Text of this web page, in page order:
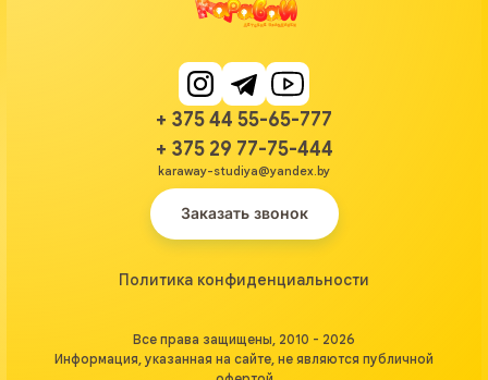
+ 375 44 55-65-777
+ 375 29 77-75-444
karaway-studiya@yandex.by
Заказать звонок
Политика конфиденциальности
Все права защищены, 2010 - 2026
Информация, указанная на сайте, не являются публичной